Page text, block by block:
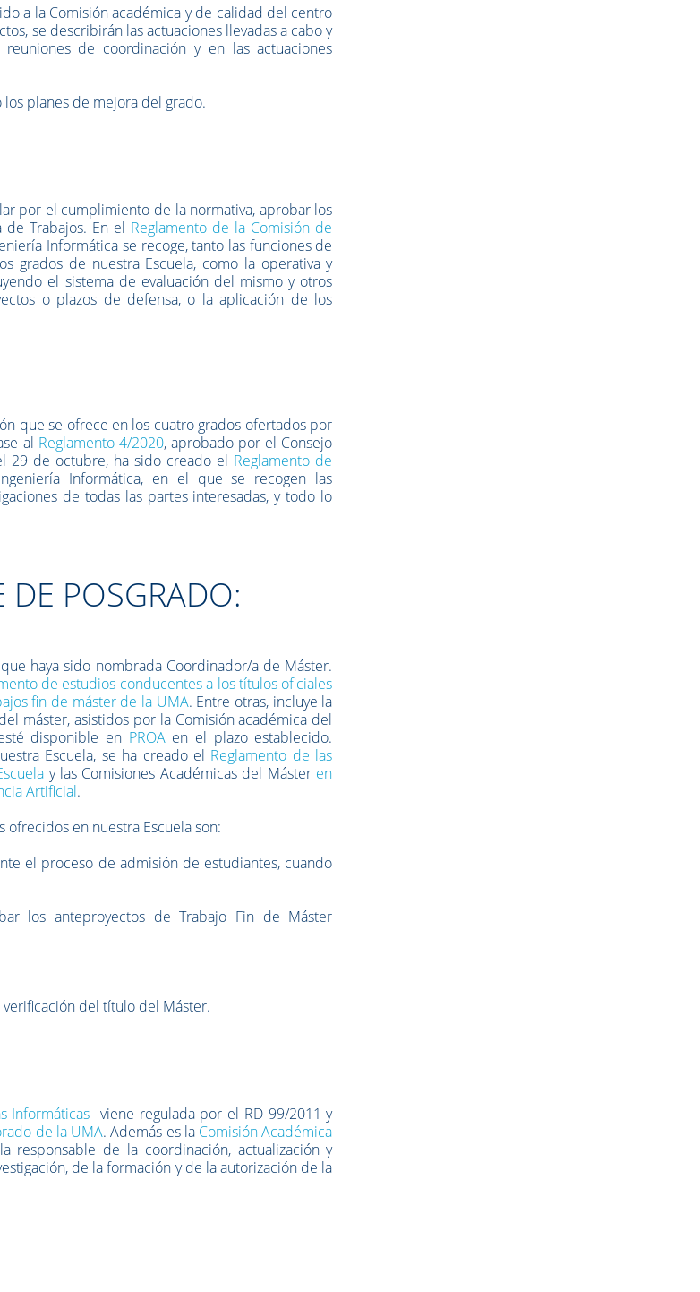
a la Comisión académica y de calidad del centro
se describirán las actuaciones llevadas a cabo y
de coordinación y en las actuaciones
planes de mejora del grado.
por el cumplimiento de la normativa, aprobar los
Trabajos. En el Reglamento de la Comisión de
Informática se recoge, tanto las funciones de
grados de nuestra Escuela, como la operativa y
el sistema de evaluación del mismo y otros
o plazos de defensa, o la aplicación de los
que se ofrece en los cuatro grados ofertados por
al Reglamento 4/2020, aprobado por el Consejo
29 de octubre, ha sido creado el Reglamento de
Informática, en el que se recogen las
de todas las partes interesadas, y todo lo
POSGRADO:
haya sido nombrada Coordinador/a de Máster.
de estudios conducentes a los títulos oficiales
fin de máster de la UMA. Entre otras, incluye la
máster, asistidos por la Comisión académica del
disponible en PROAen el plazo establecido.
Escuela, se ha creado el Reglamento de las
y las Comisiones Académicas del Máster en
Artificial.
ofrecidos en nuestra Escuela son:
el proceso de admisión de estudiantes, cuando
los anteproyectos de Trabajo Fin de Máster
del título del Máster.
Informáticas viene regulada por el RD 99/2011 y
de la UMA. Además es la Comisión Académica
responsable de la coordinación, actualización y
de la formación y de la autorización de la